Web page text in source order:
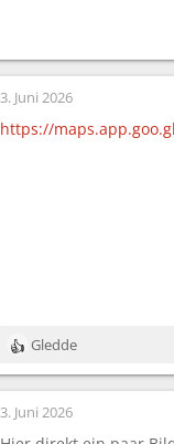
3. Juni 2026
https://
R
e
a
k
Gledde
3. Juni 2026